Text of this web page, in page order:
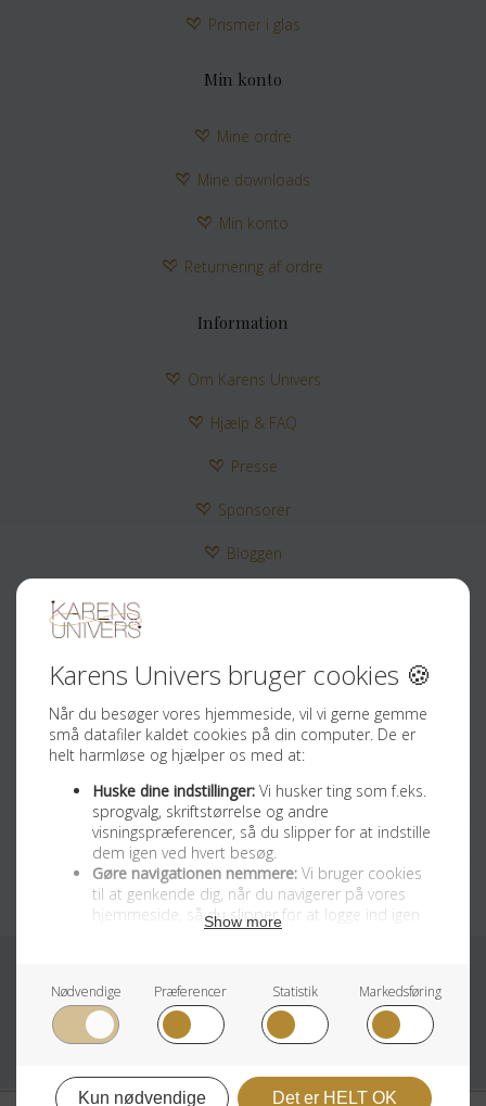
Prismer i glas
Min konto
Mine ordre
Mine downloads
Min konto
Returnering af ordre
Information
Om Karens Univers
Hjælp & FAQ
Presse
Sponsorer
Bloggen
Sociale medier
Facebook
Instagram
Youtube
Cookie og Privatlivspolitik Handelsbetingelser